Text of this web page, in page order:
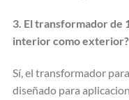
3. El transformador de
interior como exterior?
Sí, el transformador
diseñado para